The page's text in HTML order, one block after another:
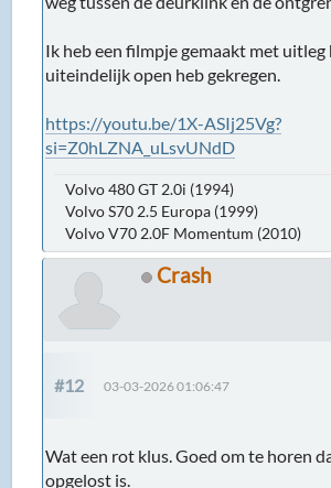
Ik heb een filmpje gemaakt met uitleg
uiteindelijk open heb gekregen.
https://youtu.be/1X-ASIj25Vg?
si=Z0hLZNA_uLsvUNdD
Volvo 480 GT 2.0i (1994)
Volvo S70 2.5 Europa (1999)
Volvo V70 2.0F Momentum (2010)
Crash
#12 03-03-2026 01:06:47
Wat een rot klus. Goed om te horen
opgelost is.